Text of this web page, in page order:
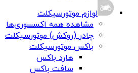
لوازم موتورسیکلت
مشاهده همه اکسسوری‌ها
چادر (روکش) موتورسیکلت
باکس موتورسیکلت
هارد باکس
سافت باکس